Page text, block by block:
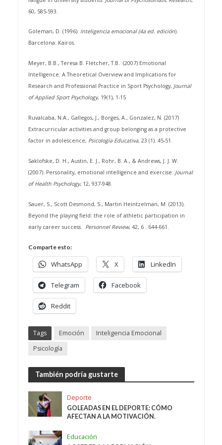
60, 585-593.
Goleman, D. (1996). Inteligencia emocional (4a ed. edición).
Barcelona: Kairos.
Meyer, B.B., Teresa B. Fletcher, T.B. (2007) Emotional
Intelligence: A Theoretical Overview and Implications for
Research and Professional Practice in Sport Psychology, Journal
of Applied Sport Psychology, 19(1), 1-15
Ruvalcaba, N.A., Gallegos, J., Borges, A., Gonzalez, N. (2017)
Extracurricular activities and group belonging as a protective
factor in adolescence, Psicología Educativa, 23 (1). 45-51.
Saklofske, D. H., Austin, E. J., Rohr, B. A., & Andrews, J. J. W.
(2007). Personality, emotional intelligence and exercise. Journal
of Health Psychology, 12, 937-948.
Sauer, S., Scott Desmond, S., Martin Heintzelman, M. (2013).
Beyond the playing field: the role of athletic participation in
early career success. Personnel Review, 42, 6 . 644-661.
Comparte esto:
WhatsApp X LinkedIn
Telegram Facebook
Reddit
Tags Emoción
Inteligencia Emocional
Psicología
También podría gustarte
Deporte
GOLEADAS EN EL DEPORTE: CÓMO
AFECTAN A LA MOTIVACIÓN.
Educación